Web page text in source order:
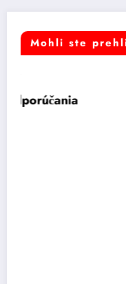
Mohli ste
Počasie